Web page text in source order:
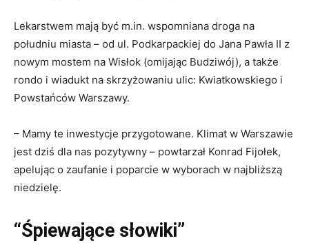
Lekarstwem mają być m.in. wspomniana droga na
południu miasta – od ul. Podkarpackiej do Jana Pawła II z
nowym mostem na Wisłok (omijając Budziwój), a także
rondo i wiadukt na skrzyżowaniu ulic: Kwiatkowskiego i
Powstańców Warszawy.
– Mamy te inwestycje przygotowane. Klimat w Warszawie
jest dziś dla nas pozytywny – powtarzał Konrad Fijołek,
apelując o zaufanie i poparcie w wyborach w najbliższą
niedzielę.
“Śpiewające słowiki”